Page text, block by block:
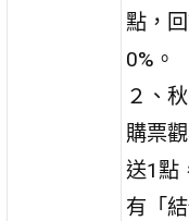
點，
0%。
２、
購票
送1點
有「